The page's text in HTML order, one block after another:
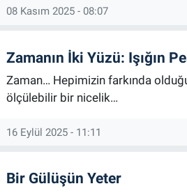
08 Kasım 2025 - 08:07
Zamanın İki Yüzü: Işığın
Zaman… Hepimizin farkında
ölçülebilir bir nicelik…
16 Eylül 2025 - 11:11
Bir Gülüşün Yeter